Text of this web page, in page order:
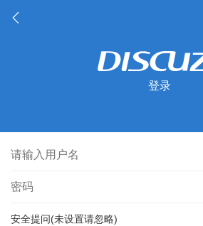
登录
安全提问(未设置请忽略)